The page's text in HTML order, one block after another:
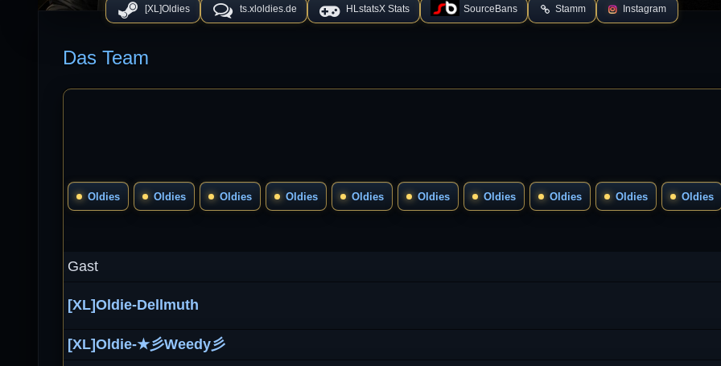
[XL]Oldies ts.xloldies.de HLstatsX Stats SourceBans Stamm Instagram
Das Team
Oldies Oldies Oldies Oldies Oldies Oldies Oldies Oldies Oldies Oldies
Gast
[XL]Oldie-Dellmuth
[XL]Oldie-★彡Weedy彡